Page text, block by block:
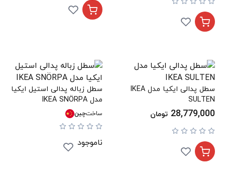
سطل پدالی ایکیا مدل IKEA
SULTEN
28,779,000 تومان
سطل زباله پدالی استیل ایکیا
مدل IKEA SNÖRPA
ساختچین
ناموجود